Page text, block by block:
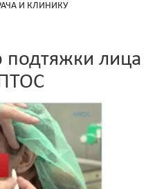
И КЛИНИКУ
лица